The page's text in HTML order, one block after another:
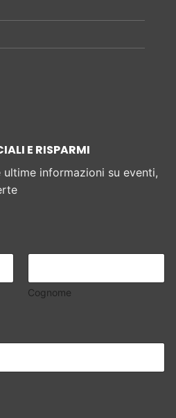
E RISPARMI
ultime informazioni su eventi,
Cognome